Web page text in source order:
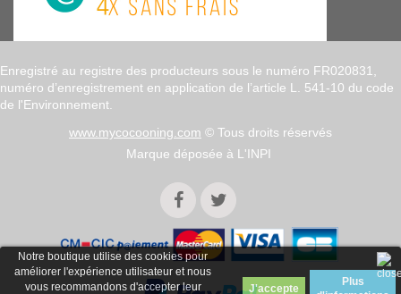
Notre boutique utilise des cookies pour
améliorer l'expérience utilisateur et nous
vous recommandons d'accepter leur
Plus
Enregistré au registre des producteurs sous le numéro FR020831,
numéro d’enregistrement en application de l’article L. 541-10 du code
de l'Environnement.
www.mycocooning.com © Tous droits réservés
Marque déposée à L'INPI